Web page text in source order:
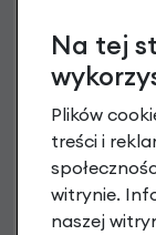
Na tej
Plików
treści i
witrynie.
naszej